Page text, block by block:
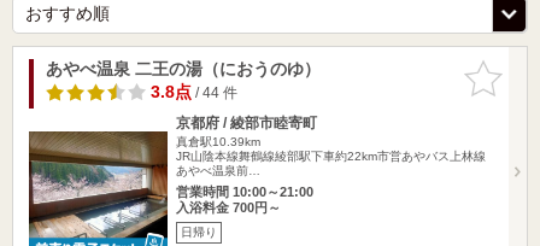
お気に入
りに追加
あやべ温泉 二王の湯（におうのゆ）
3.8点/ 44 件
京都府 / 綾部市睦寄町
真倉駅10.39km
JR山陰本線舞鶴線綾部駅下車約22km市営あやバス上林線
あやべ温泉前…
営業時間 10:00～21:00
入浴料金 700円～
日帰り